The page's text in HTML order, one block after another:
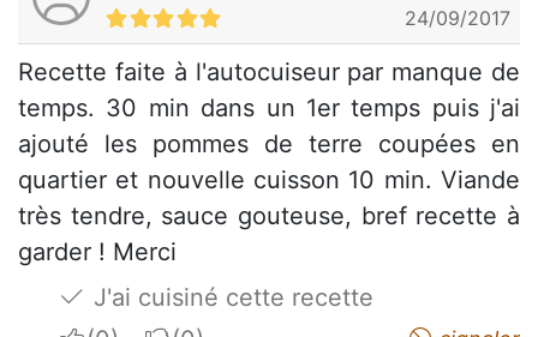
24/09/2017
Recette faite à l'autocuiseur par manque de
temps. 30 min dans un 1er temps puis j'ai
ajouté les pommes de terre coupées en
quartier et nouvelle cuisson 10 min. Viande
très tendre, sauce gouteuse, bref recette à
garder ! Merci
J'ai cuisiné cette recette